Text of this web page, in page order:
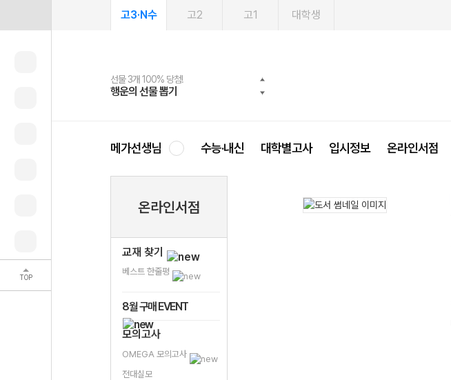
TOP
고3·N수 고2 고1 대학생
선물 3개 100% 당첨!
행운의 선물 뽑기
선물 100% 증정!
메가스터디 X 올리브
여름방학 스터디 캐시백
메가런 썸머스쿨
2027 러셀 단과
강사 공개선발
스마트러닝앱
설문 EVENT
메가패스
3일 무료 체험권
메가패스 수강생 무료혜택!
메가클럽 멤버십
사회공헌 캠페인
희망이룸 메가나눔
메가선생님 수능·내신 대학별고사 입시정보 온라인서점
온라인서점
교재 찾기
베스트 한줄평
8월 구매 EVENT
모의고사
OMEGA 모의고사
전대실모